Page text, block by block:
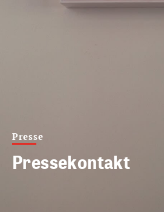
Presse
Pressekontakt